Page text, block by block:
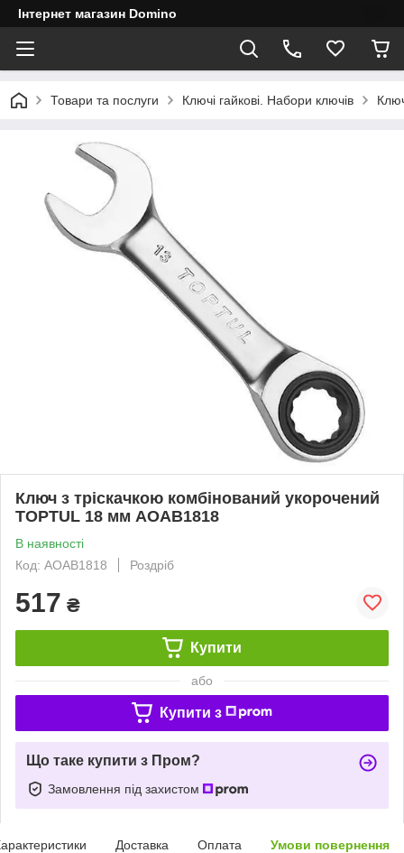
Інтернет магазин Domino
Товари та послуги Ключі гайкові. Набори ключів
Ключ з тріскачкою комбінований укорочений
TOPTUL 18 мм AOAB1818
В наявності
Код: AOAB1818
Роздріб
517 ₴
Купити
або
Купити з
Що таке купити з Пром?
Замовлення під захистом
Доставка Оплата Умови повернення